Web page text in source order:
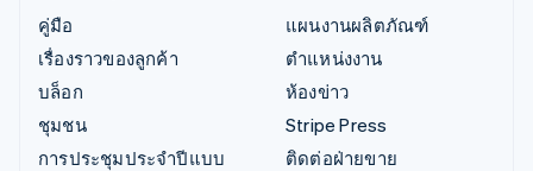
คู่มือ
เรื่องราวของลูกค้า
บล็อก
ชุมชน
การประชุมประจำปีแบบ
แผนงานผลิตภัณฑ์
ตำแหน่งงาน
ห้องข่าว
Stripe Press
ติดต่อฝ่ายขาย